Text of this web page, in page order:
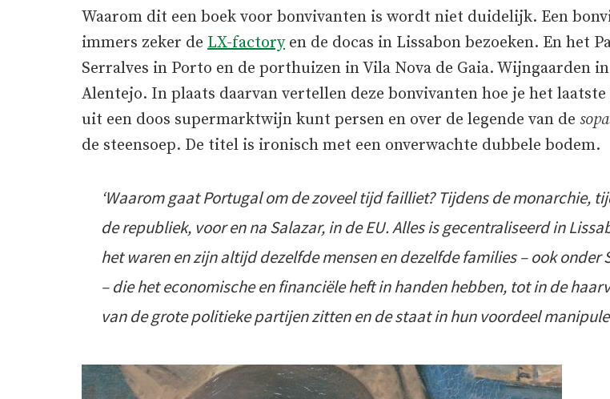
Waarom dit een boek voor bonvivanten is wordt niet duidelijk. Een
immers zeker de LX-factoryen de docas in Lissabon bezoeken. En het
Serralves in Porto en de porthuizen in Vila Nova de Gaia. Wijngaarden
Alentejo. In plaats daarvan vertellen deze bonvivanten hoe je het laatste
uit een doos supermarktwijn kunt persen en over de legende van de
de steensoep. De titel is ironisch met een onverwachte dubbele bodem.
‘Waarom gaat Portugal om de zoveel tijd failliet? Tijdens de monarchie,
de republiek, voor en na Salazar, in de EU. Alles is gecentraliseerd in
het waren en zijn altijd dezelfde mensen en dezelfde families – ook onder
– die het economische en financiële heft in handen hebben, tot in de
van de grote politieke partijen zitten en de staat in hun voordeel